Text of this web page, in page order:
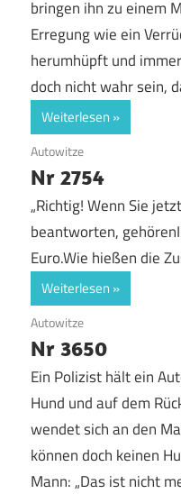
bringen ihn zu einem
Erregung wie ein
herumhüpft und
doch nicht wahr sein,
Weiterlesen
10. August 2017
Autowitze
Nr 2754
„Richtig! Wenn Sie
beantworten,
Euro.Wie hießen die
Weiterlesen
4. August 2017
Autowitze
Nr 3650
Ein Polizist hält ein
Hund und auf dem
wendet sich an den
können doch keinen
Mann: „Das ist nicht